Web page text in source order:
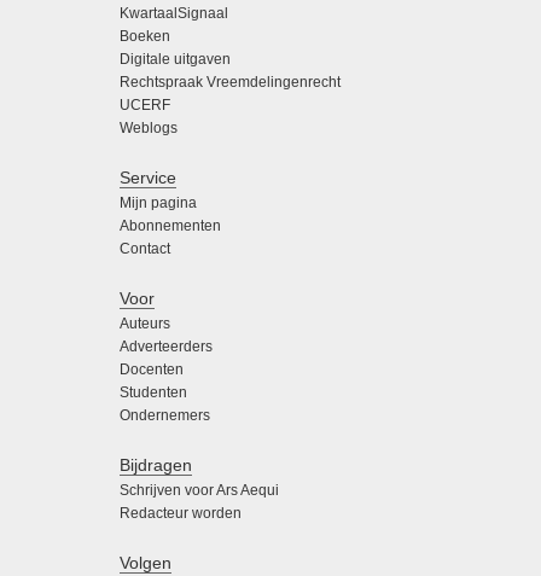
KwartaalSignaal
Boeken
Digitale uitgaven
Rechtspraak Vreemdelingenrecht
UCERF
Weblogs
Service
Mijn pagina
Abonnementen
Contact
Voor
Auteurs
Adverteerders
Docenten
Studenten
Ondernemers
Bijdragen
Schrijven voor Ars Aequi
Redacteur worden
Volgen